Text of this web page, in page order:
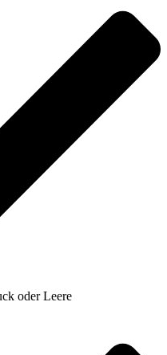
oder Leere